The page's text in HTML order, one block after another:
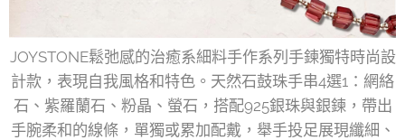
JOYSTONE鬆弛感的治癒系細料手作系列手鍊獨特時尚設
計款，表現自我風格和特色。天然石鼓珠手串4選1：網絡
石、紫羅蘭石、粉晶、螢石，搭配925銀珠與銀鍊，帶出
手腕柔和的線條，單獨或累加配戴，舉手投足展現纖細、